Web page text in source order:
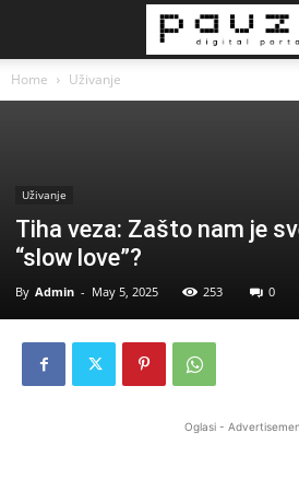
Home Uživanje
Uživanje
Tiha veza: Zašto nam je
“slow love”?
By Admin - May 5, 2025 253 0
Oglasi -